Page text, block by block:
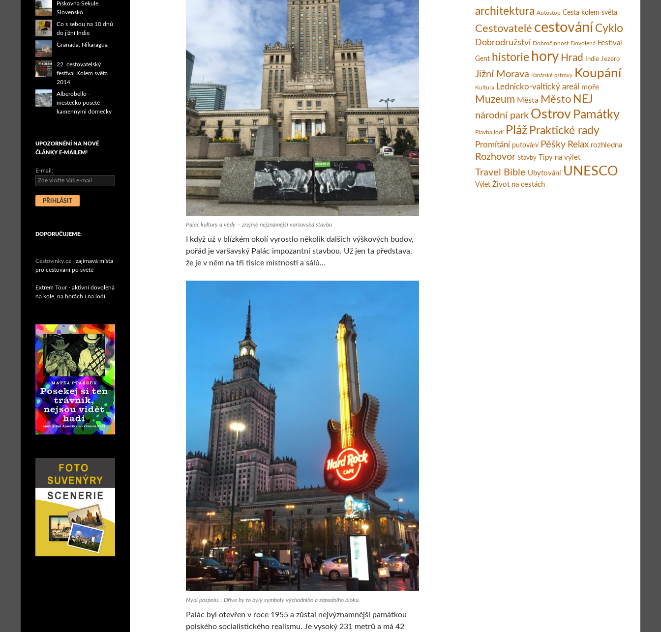
Palác kultury a vědy – zřejmě nejznámější varšavská stavba
I když už v blízkém okolí vyrostlo několik dalších výškových budov,
pořád je varšavský Palác impozantní stavbou. Už jen ta představa,
že je v něm na tři tisíce místností a sálů…
Nyní pospolu… Dříve by to byly symboly východního a západního bloku.
Palác byl otevřen v roce 1955 a zůstal nejvýznamnější památkou
polského socialistického realismu. Je vysoký 231 metrů a má 42
architektura Autostop Cesta kolem světa
Cestovatelé cestování Cyklo
Dobrodružství Dobročinnost Dovolená Festival
Gent historie hory Hrad Indie Jezero
Jižní Morava Kanárské ostrovy Koupání
Kultura Lednicko-valtický areál moře
Muzeum Města Město NEJ
národní park Ostrov Památky
Plavba lodí Pláž Praktické rady
Promítání putování Pěšky Relax rozhledna
Rozhovor Stavby Tipy na výlet
Travel Bible Ubytování UNESCO
Výlet Život na cestách
Pískovna Sekule,
Slovensko
Co s sebou na 10 dnů
do jižní Indie
Granada, Nikaragua
22. cestovatelský
festival Kolem světa
2014
Alberobello -
městečko poseté
kamennými domečky
UPOZORNĚNÍ NA NOVÉ
ČLÁNKY E-MAILEM!
E-mail:
DOPORUČUJEME:
Cestovinky.cz - zajímavá místa
pro cestování po světě
Extrem Tour - aktivní dovolená
na kole, na horách i na lodi